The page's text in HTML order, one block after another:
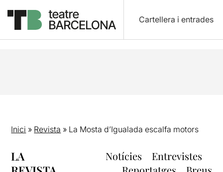
Cartellera i entrades
Inici » Revista » La Mosta d’Igualada escalfa motors
LA
Notícies
Entrevistes